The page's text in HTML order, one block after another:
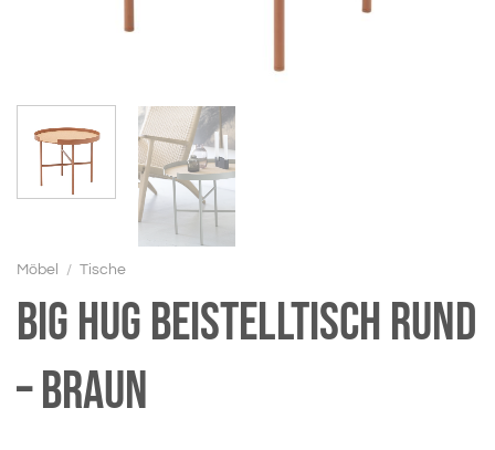
Möbel / Tische
BIG HUG Beistelltisch rund
– braun